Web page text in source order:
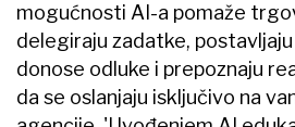
mogućnosti AI-a pomaže
delegiraju zadatke,
donose odluke i prepoznaju
da se oslanjaju isključivo na